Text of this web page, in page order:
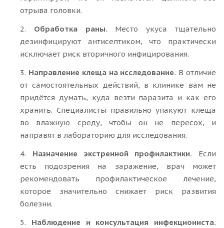
отрыва головки.
2. Обработка раны. Место укуса тщательно
дезинфицируют антисептиком, что практически
исключает риск вторичного инфицирования.
3. Направление клеща на исследование. В отличие
от самостоятельных действий, в клинике вам не
придётся думать, куда везти паразита и как его
хранить. Специалисты правильно упакуют клеща
во влажную среду, чтобы он не пересох, и
направят в лабораторию для исследования.
4. Назначение экстренной профилактики. Если
есть подозрения на заражение, врач может
рекомендовать профилактическое лечение,
которое значительно снижает риск развития
болезни.
5. Наблюдение и консультация инфекциониста.